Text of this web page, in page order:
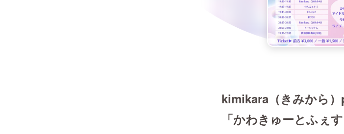
kimikara（きみから
「かわきゅーとふぇ